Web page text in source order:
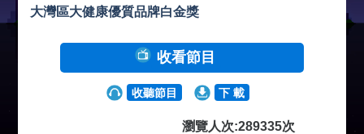
大灣區大健康優質品牌白金獎
收看節目
收聽節目 下 載
瀏覽人次:289335次